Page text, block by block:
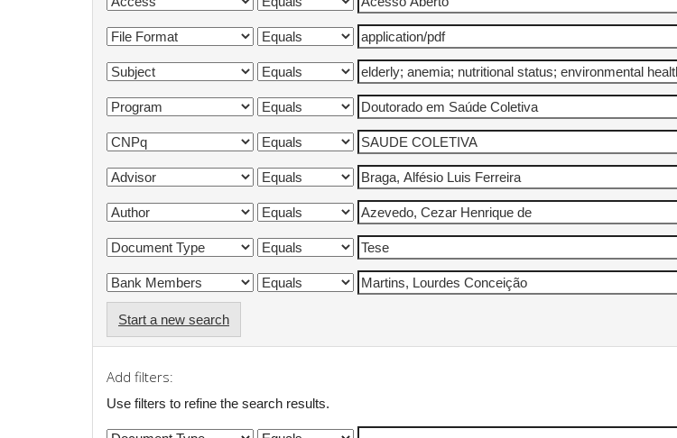
Start a new search
Add filters:
Use filters to refine the search results.